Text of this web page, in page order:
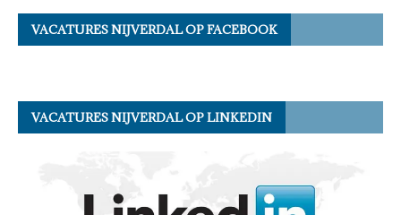
VACATURES NIJVERDAL OP FACEBOOK
VACATURES NIJVERDAL OP LINKEDIN